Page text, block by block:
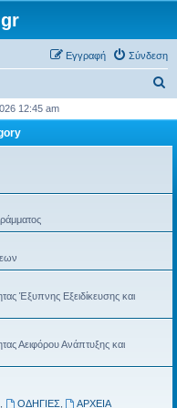
Σύνδεση
Εγγραφή
ζ
τ
σ
12:45 am
Έξυπνης Εξειδίκευσης και
Αειφόρου Ανάπτυξης και
ΟΔΗΓΙΕΣ ΑΡΧΕΙΑ